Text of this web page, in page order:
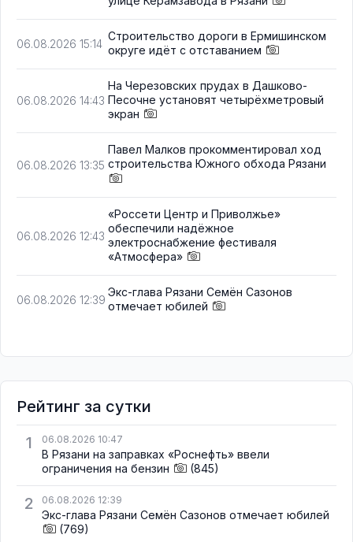
06.08.2026 15:14
Строительство дороги в Ермишинском
округе идёт с отставанием
06.08.2026 14:43
На Черезовских прудах в Дашково-
Песочне установят четырёхметровый
экран
06.08.2026 13:35
Павел Малков прокомментировал ход
строительства Южного обхода Рязани
06.08.2026 12:43
«Россети Центр и Приволжье»
обеспечили надёжное
электроснабжение фестиваля
«Атмосфера»
06.08.2026 12:39
Экс-глава Рязани Семён Сазонов
отмечает юбилей
Рейтинг за сутки
1
06.08.2026 10:47
В Рязани на заправках «Роснефть» ввели
ограничения на бензин
(845)
2 06.08.2026 12:39
Экс-глава Рязани Семён Сазонов отмечает юбилей
(769)